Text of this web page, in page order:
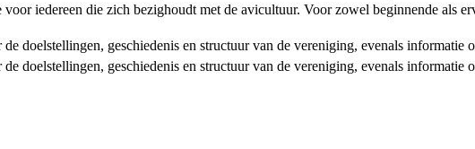
iedereen die zich bezighoudt met de avicultuur. Voor zowel beginnende als
doelstellingen, geschiedenis en structuur van de vereniging, evenals informatie
doelstellingen, geschiedenis en structuur van de vereniging, evenals informatie